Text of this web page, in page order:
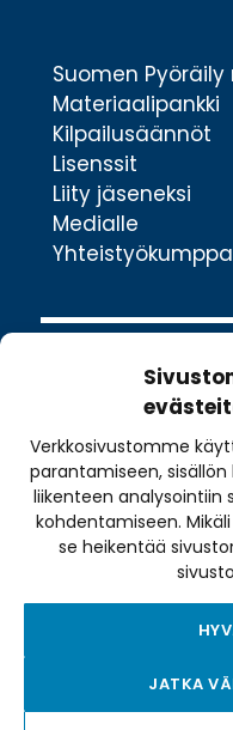
Verkkosivustomme
parantamiseen,
liikenteen analysointiin
kohdentamiseen.
se heikentää
JATKA
Suomen Pyöräily
Materiaalipankki
Kilpailusäännöt
Lisenssit
Liity jäseneksi
Medialle